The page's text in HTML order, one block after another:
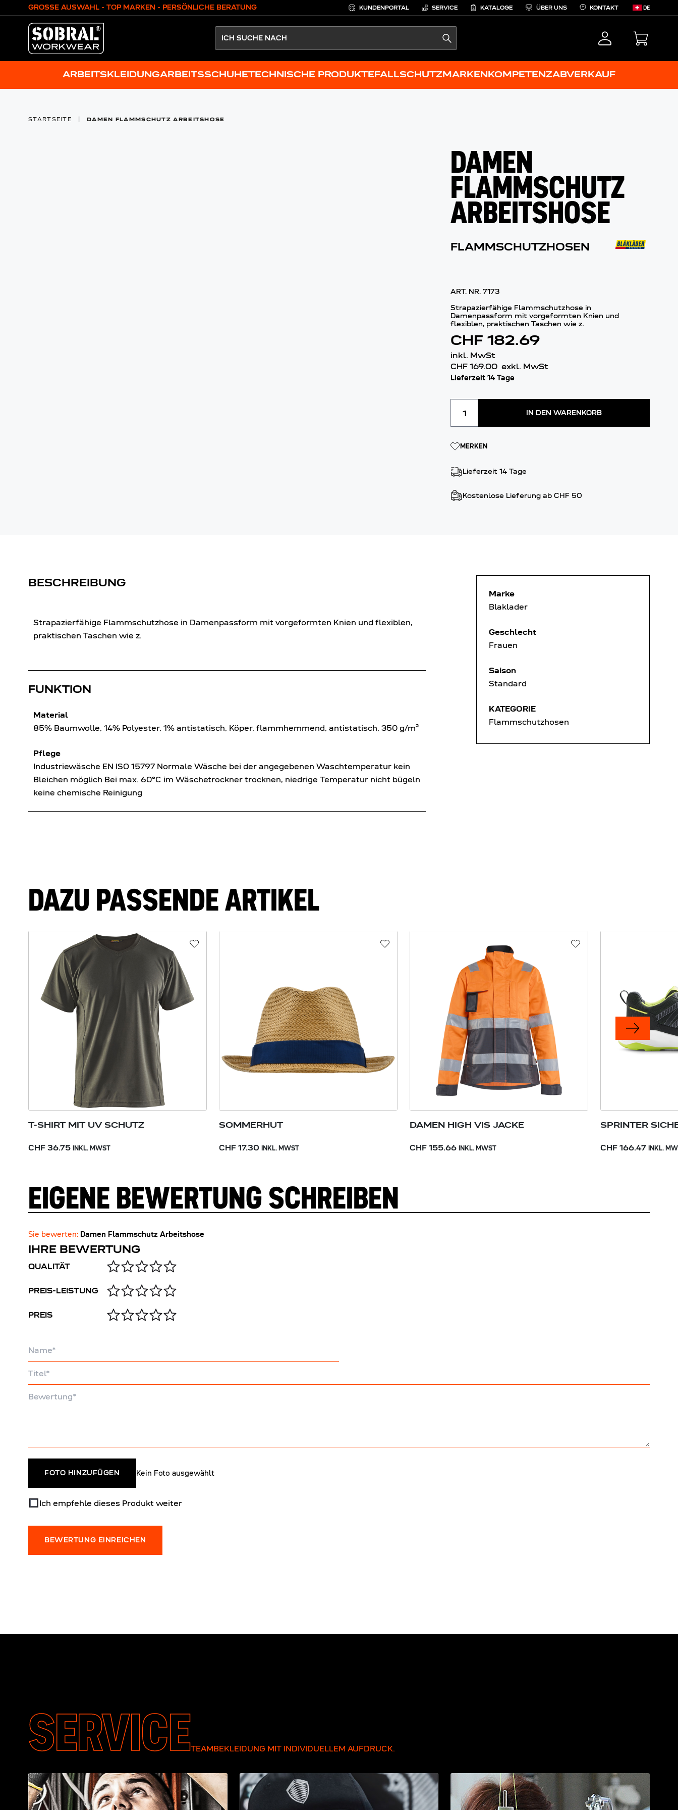
Zum Inhalt springen
GROSSE AUSWAHL - TOP MARKEN - PERSÖNLICHE BERATUNG KUNDENPORTAL SERVICE KATALOGE ÜBER UNS KONTAKT DE
SEARCH
ARBEITSKLEIDUNGARBEITSSCHUHETECHNISCHE PRODUKTEFALLSCHUTZMARKENKOMPETENZABVERKAUF
STARTSEITE DAMEN FLAMMSCHUTZ ARBEITSHOSE
DAMEN
FLAMMSCHUTZ
ARBEITSHOSE
FLAMMSCHUTZHOSEN
ART. NR.7173
Strapazierfähige Flammschutzhose in
Damenpassform mit vorgeformten Knien und
flexiblen, praktischen Taschen wie z.
CHF 182.69
inkl. MwSt
CHF 169.00 exkl. MwSt
Lieferzeit 14 Tage
IN DEN WARENKORB
MERKEN
Lieferzeit 14 Tage
Kostenlose Lieferung ab CHF 50
BESCHREIBUNG
Strapazierfähige Flammschutzhose in Damenpassform mit vorgeformten Knien und flexiblen,
praktischen Taschen wie z.
FUNKTION
Material
85% Baumwolle, 14% Polyester, 1% antistatisch, Köper, flammhemmend, antistatisch, 350 g/m²
Pflege
Industriewäsche EN ISO 15797 Normale Wäsche bei der angegebenen Waschtemperatur kein
Bleichen möglich Bei max. 60°C im Wäschetrockner trocknen, niedrige Temperatur nicht bügeln
keine chemische Reinigung
Marke
Blaklader
Geschlecht
Frauen
Saison
Standard
KATEGORIE
Flammschutzhosen
DAZU PASSENDE ARTIKEL
T-SHIRT MIT UV SCHUTZ
CHF 36.75 INKL. MWST
SOMMERHUT
CHF 17.30 INKL. MWST
DAMEN HIGH VIS JACKE
CHF 155.66 INKL. MWST
SPRINTER
CHF 166.47 INKL.
EIGENE BEWERTUNG SCHREIBEN
Sie bewerten: Damen Flammschutz Arbeitshose
IHRE BEWERTUNG
QUALITÄT
PREIS-LEISTUNG
PREIS
FOTO HINZUFÜGEN Kein Foto ausgewählt
Ich empfehle dieses Produkt weiter
BEWERTUNG EINREICHEN
SERVICETEAMBEKLEIDUNG MIT INDIVIDUELLEM AUFDRUCK.